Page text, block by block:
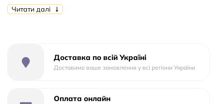
необходимые аксессуары для ухода за малышом.
Подарите массу удовольствия и позитивных эмоций
іграшки: 42 см; розмір упаковки: 32,5х38х18 див.
Читати далі
Доставка по всій Україні
Доставимо ваше замовлення у всі регіони України
Оплата онлайн